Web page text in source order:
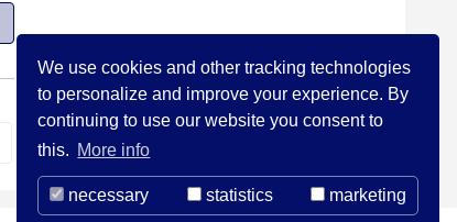
We use cookies and other tracking technologies
to personalize and improve your experience. By
continuing to use our website you consent to
this. More info
necessary statistics marketing
Siguiente